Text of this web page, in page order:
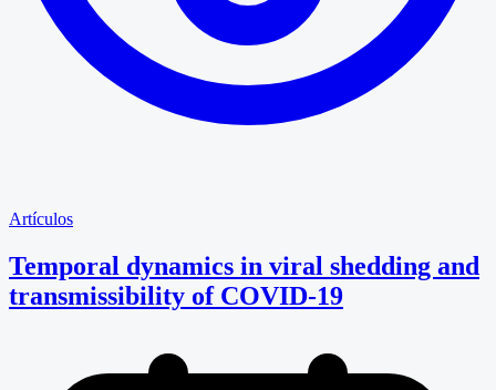
Artículos
Temporal dynamics in viral shedding and
transmissibility of COVID-19